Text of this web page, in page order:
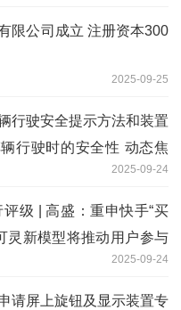
限公司成立 注册资本300
2025-09-25
行驶安全提示方法和装置
行驶时的安全性 动态焦
2025-09-24
级 | 高盛：重申快手“买
灵新模型将推动用户参与
2025-09-24
请屏上旋钮及显示装置专